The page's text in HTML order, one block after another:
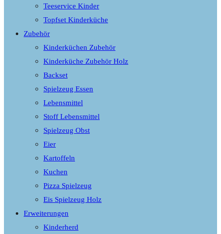
Teeservice Kinder
Topfset Kinderküche
Zubehör
Kinderküchen Zubehör
Kinderküche Zubehör Holz
Backset
Spielzeug Essen
Lebensmittel
Stoff Lebensmittel
Spielzeug Obst
Eier
Kartoffeln
Kuchen
Pizza Spielzeug
Eis Spielzeug Holz
Erweiterungen
Kinderherd